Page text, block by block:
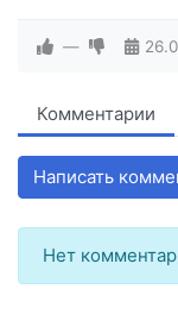
—
Комментарии
Написать
Нет